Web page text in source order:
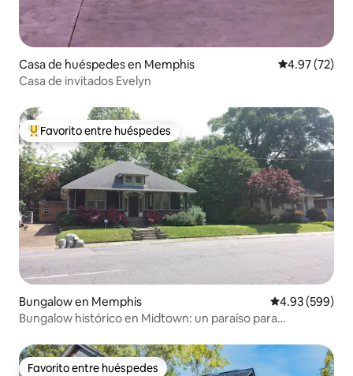
Casa de huéspedes en Memphis Calificación
4.97 (72)
Casa de invitados Evelyn
De los mejores en Favorito entre huéspedes
Favorito entre huéspedes
Bungalow en Memphis Calificación
4.93 (599)
Bungalow histórico en Midtown: un paraíso para
Favorito entre huéspedes